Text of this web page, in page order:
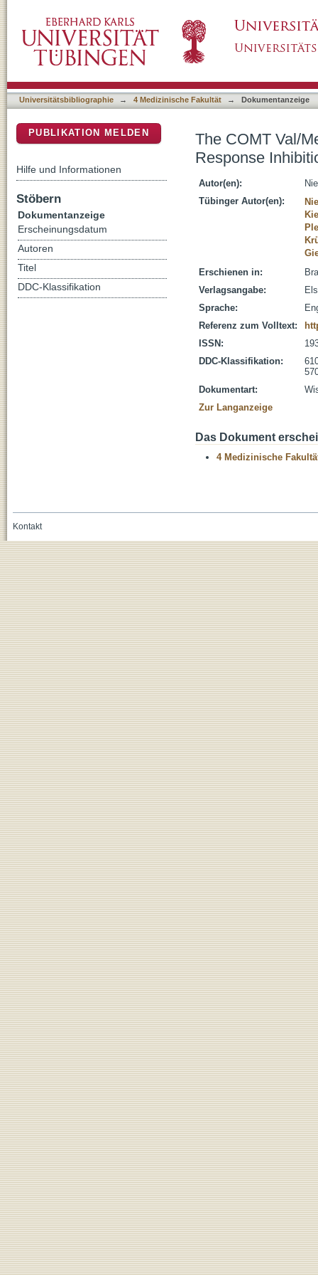
Universitätsbibliographie → 4 Medizinische Fakultät → Dokumentanzeige
The COMT Val/
Response
Autor(en):
Tübinger Autor(en):
Erschienen in:
Verlagsangabe:
Sprache:
Referenz zum Volltext:
ISSN:
DDC-Klassifikation:
Dokumentart:
Zur Langanzeige
Das Dokument
4 Medizinische
PUBLIKATION MELDEN
Hilfe und Informationen
Stöbern
Dokumentanzeige
Erscheinungsdatum
Autoren
Titel
DDC-Klassifikation
Kontakt